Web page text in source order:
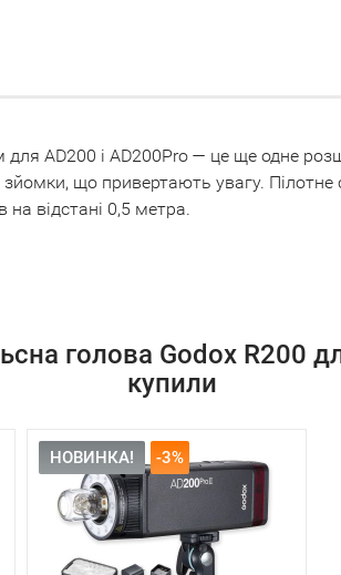
AD200 і AD200Pro — це ще одне
зйомки, що привертають увагу.
відстані 0,5 метра.
голова Godox R200
купили
НОВИНКА! -3%